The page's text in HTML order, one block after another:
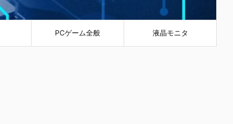
PCゲーム全般 液晶モニタ